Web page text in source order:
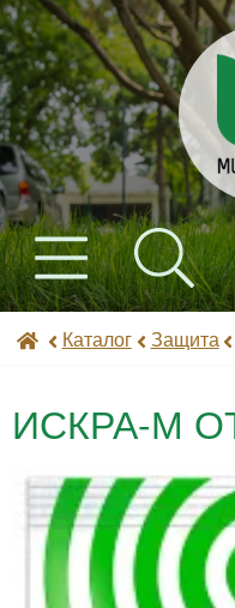
Каталог
Оплата
Контакты
Мир газонов
Каталог Защита
ИСКРА-М